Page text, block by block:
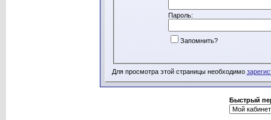
Пароль:
Запомнить?
Для просмотра этой страницы необходимо
Быстрый